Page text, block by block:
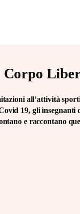
Corpo
all’attività
19, gli insegnanti
e raccontano